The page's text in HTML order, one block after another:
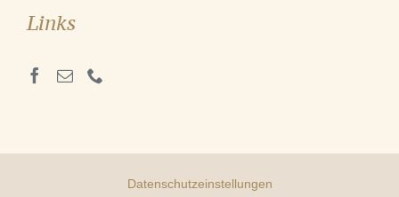
Links
Datenschutzeinstellungen